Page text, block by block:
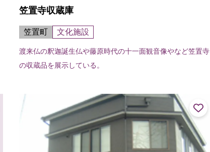
笠置寺収蔵庫
笠置町 文化施設
渡来仏の釈迦誕生仏や藤原時代の十一面観音像やなど笠置寺
の収蔵品を展示している。